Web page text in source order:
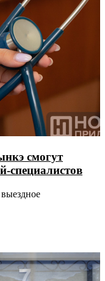
смогут
специалистов